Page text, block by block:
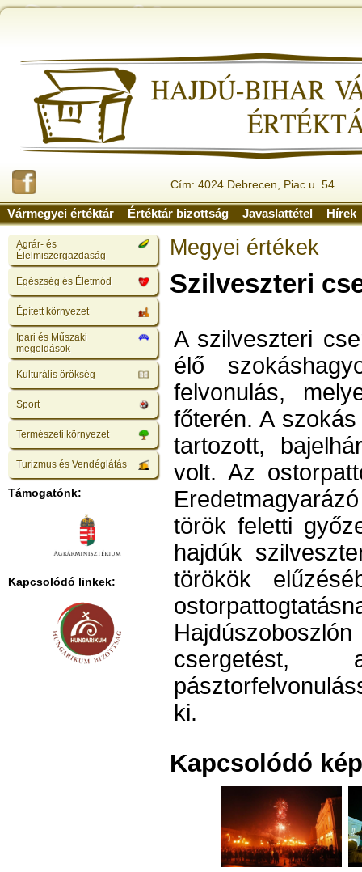
Cím: 4024 Debrecen, Piac u. 54.
Vármegyei értéktár Értéktár bizottság Javaslattétel Hírek
Agrár- és
Élelmiszergazdaság
Egészség és Életmód
Épített környezet
Ipari és Műszaki
megoldások
Kulturális örökség
Sport
Természeti környezet
Turizmus és Vendéglátás
Támogatónk:
Kapcsolódó linkek:
Megyei értékek
Szilveszteri
A szilveszteri
élő
felvonulás,
főterén. A
tartozott,
volt. Az
török feletti
hajdúk
törökök
csergetést,
ki.
Kapcsolódó